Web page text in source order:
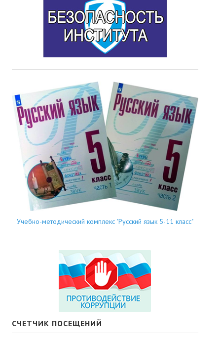
Учебно-методический комплекс "Русский язык 5-11 класс"
СЧЕТЧИК ПОСЕЩЕНИЙ